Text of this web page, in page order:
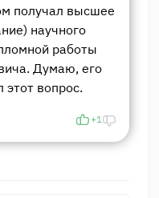
получал высшее
научного
работы
Думаю, его
вопрос.
+1